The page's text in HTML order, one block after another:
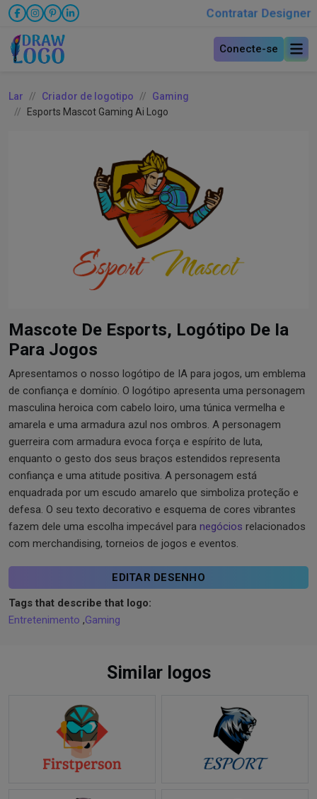
Contratar Designer
Conecte-se
Lar Criador de logotipo
Gaming
Esports Mascot Gaming Ai Logo
Mascote De Esports, Logótipo De Ia
Para Jogos
Apresentamos o nosso logótipo de IA para jogos, um emblema
de confiança e domínio. O logótipo apresenta uma personagem
masculina heroica com cabelo loiro, uma túnica vermelha e
amarela e uma armadura azul nos ombros. A personagem
guerreira com armadura evoca força e espírito de luta,
enquanto o gesto dos seus braços estendidos representa
confiança e uma atitude positiva. A personagem está
enquadrada por um escudo amarelo que simboliza proteção e
defesa. O seu texto decorativo e esquema de cores vibrantes
fazem dele uma escolha impecável para negócios relacionados
com merchandising, torneios de jogos e eventos.
EDITAR DESENHO
Tags that describe that logo:
Entretenimento ,Gaming
Similar logos